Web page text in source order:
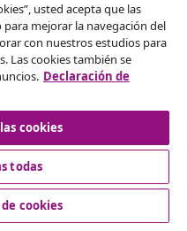
usted acepta que las
mejorar la navegación del
con nuestros estudios para
Las cookies también se
Declaración de
cookies
todas
cookies